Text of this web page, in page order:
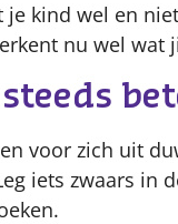
kind wel en
nu wel wat
voor zich uit
iets zwaars in